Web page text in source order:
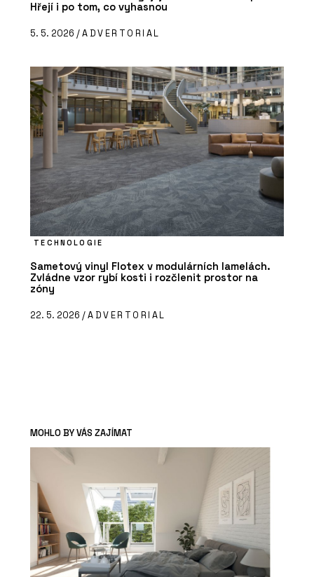
Hřejí i po tom, co vyhasnou
5. 5. 2026 /ADVERTORIAL
TECHNOLOGIE
Sametový vinyl Flotex v modulárních lamelách.
Zvládne vzor rybí kosti i rozčlenit prostor na
zóny
22. 5. 2026 /ADVERTORIAL
MOHLO BY VÁS ZAJÍMAT